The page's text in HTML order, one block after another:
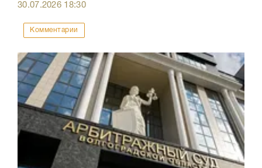
30.07.2026 18:30
Комментарии